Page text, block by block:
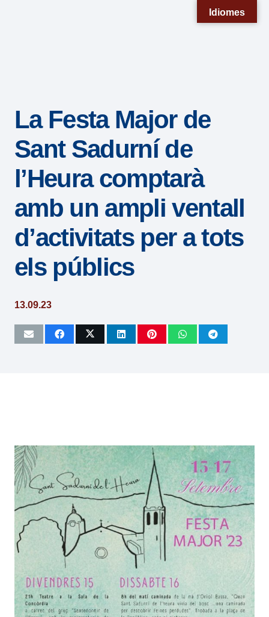
sistema
accesibilidad.
La Festa Major de
Sant Sadurní de
l’Heura comptarà
amb un ampli ventall
d’activitats per a tots
els públics
13.09.23
Idiomes